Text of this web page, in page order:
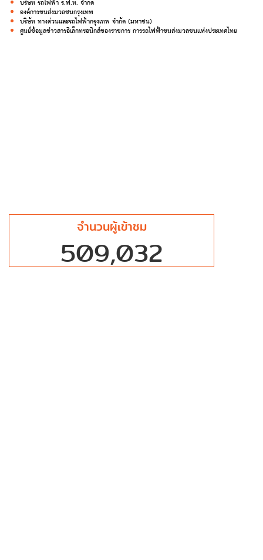
บริษัท รถไฟฟ้า ร.ฟ.ท. จำกัด
องค์การขนส่งมวลชนกรุงเทพ
บริษัท ทางด่วนและรถไฟฟ้ากรุงเทพ จำกัด (มหาชน)
ศูนย์ข้อมูลข่าวสารอิเล็กทรอนิกส์ของราชการ การรถไฟฟ้าขนส่งมวลชนแห่งประเทศไทย
จำนวนผู้เข้าชม
509,032